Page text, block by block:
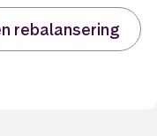
rebalansering